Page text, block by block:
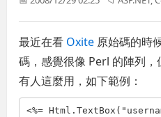
最近在看 Oxite 原始碼的時
碼，感覺很像 Perl 的陣列
有人這麼用，如下範例：
<%= Html.TextBox(